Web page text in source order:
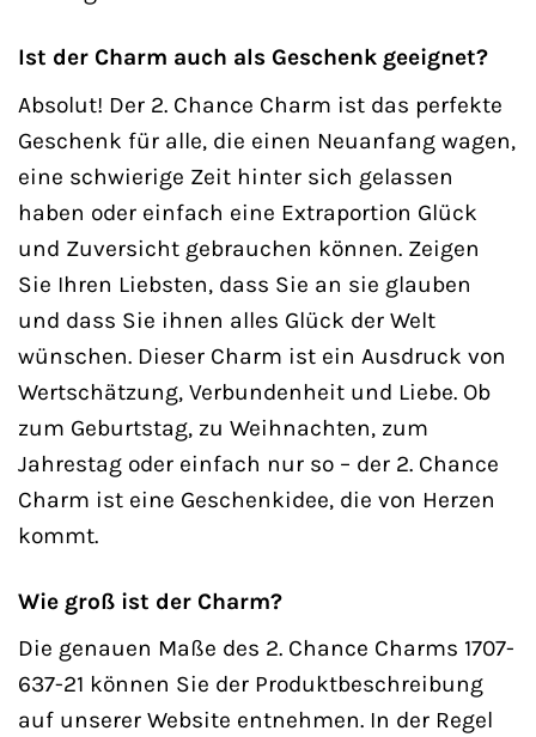
Ist der Charm auch als Geschenk geeignet?
Absolut! Der 2. Chance Charm ist das perfekte
Geschenk für alle, die einen Neuanfang wagen,
eine schwierige Zeit hinter sich gelassen
haben oder einfach eine Extraportion Glück
und Zuversicht gebrauchen können. Zeigen
Sie Ihren Liebsten, dass Sie an sie glauben
und dass Sie ihnen alles Glück der Welt
wünschen. Dieser Charm ist ein Ausdruck von
Wertschätzung, Verbundenheit und Liebe. Ob
zum Geburtstag, zu Weihnachten, zum
Jahrestag oder einfach nur so – der 2. Chance
Charm ist eine Geschenkidee, die von Herzen
kommt.
Wie groß ist der Charm?
Die genauen Maße des 2. Chance Charms 1707-
637-21 können Sie der Produktbeschreibung
auf unserer Website entnehmen. In der Regel